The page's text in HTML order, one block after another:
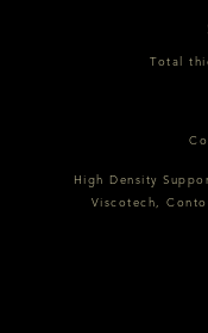
Total
High Density
Viscotech,